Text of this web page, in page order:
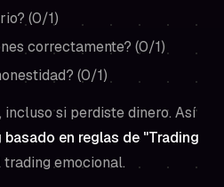
(0/1)
correctamente? (0/1)
(0/1)
, incluso si perdiste dinero. Así
en reglas de "Trading
emocional.